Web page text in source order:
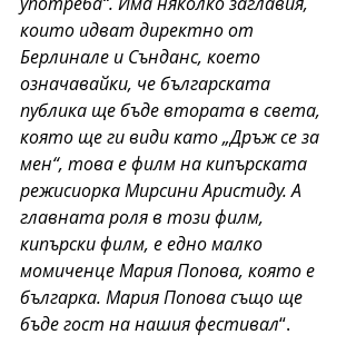
които идват директно от
Берлинале и Сънданс, което
означавайки, че българската
публика ще бъде втората в света,
която ще ги види като „Дръж се за
мен“, това е филм на кипърската
режисиорка Мирсини Аристиду. А
главната роля в този филм,
кипърски филм, е едно малко
момиченце Мария Попова, която е
българка. Мария Попова също ще
бъде гост на нашия фестивал“.